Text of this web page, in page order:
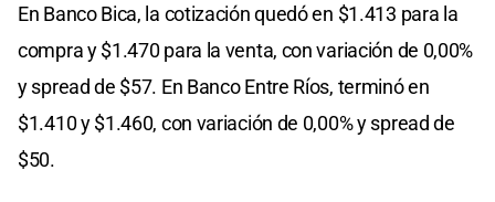
En Banco Bica, la cotización quedó en $1.413 para la
compra y $1.470 para la venta, con variación de 0,00%
y spread de $57. En Banco Entre Ríos, terminó en
$1.410 y $1.460, con variación de 0,00% y spread de
$50.